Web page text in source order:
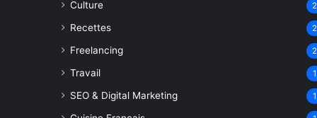
Culture 2
Recettes 2
Freelancing 2
Travail 1
SEO & Digital Marketing 1